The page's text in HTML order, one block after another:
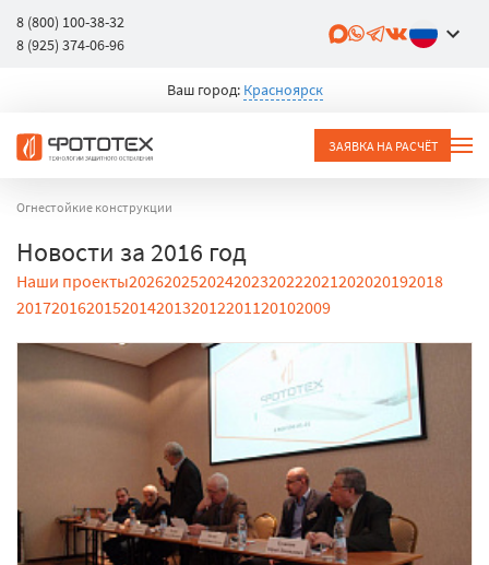
8 (800) 100-38-32
8 (925) 374-06-96
Ваш город: Красноярск
ЗАЯВКА НА РАСЧЁТ
Огнестойкие конструкции
Новости за 2016 год
Наши проекты202620252024202320222021202020192018
201720162015201420132012201120102009